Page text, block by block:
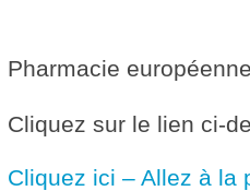
Pharmacie
Cliquez sur le lien ci-
Cliquez ici – Allez à la